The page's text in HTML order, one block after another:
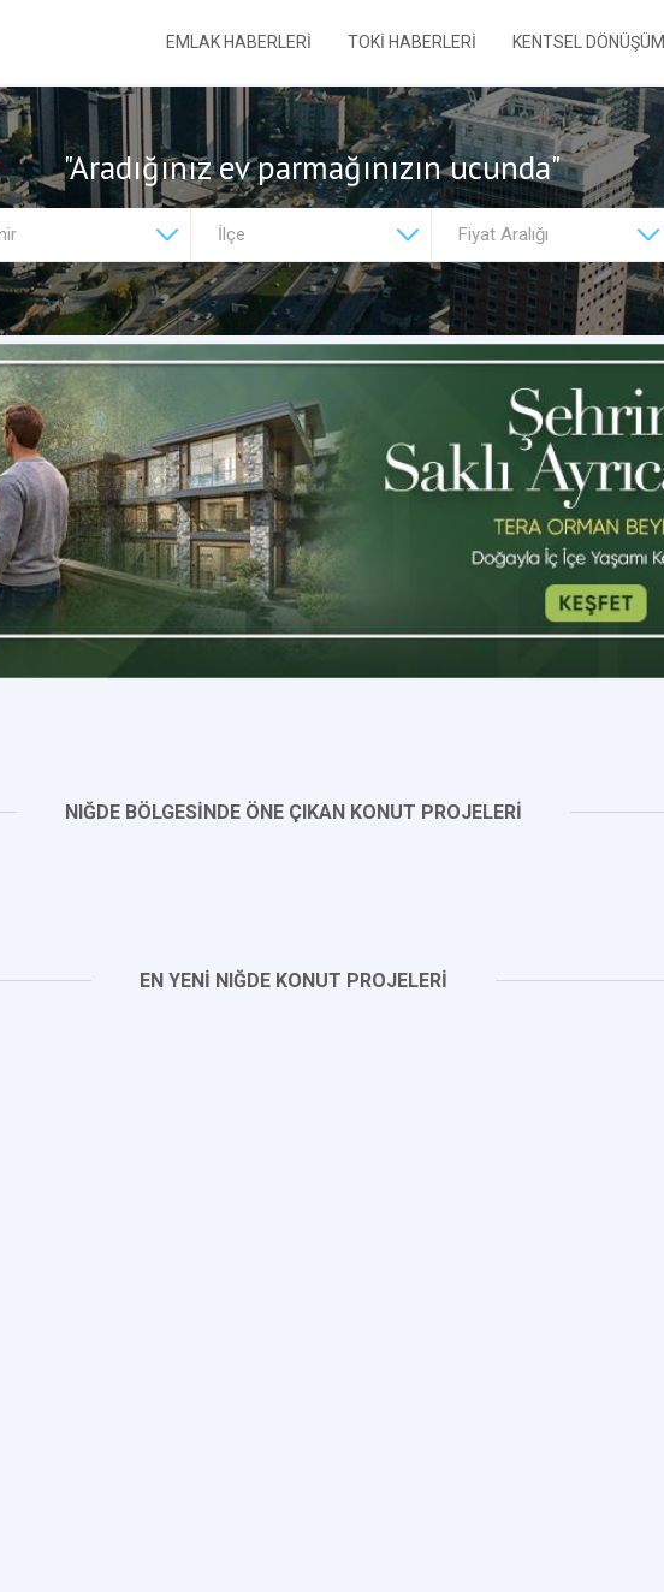
EMLAK HABERLERİ TOKİ HABERLERİ KENTSEL DÖNÜŞÜM
"Aradığınız ev parmağınızın ucunda"
Fiyat Aralığı
NIĞDE BÖLGESİNDE ÖNE ÇIKAN KONUT PROJELERİ
EN YENİ NIĞDE KONUT PROJELERİ